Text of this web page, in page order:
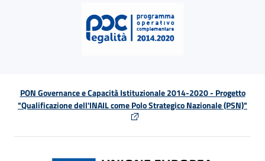
PON Governance e Capacità Istituzionale 2014-2020 - Progetto
"Qualificazione dell'INAIL come Polo Strategico Nazionale (PSN)"